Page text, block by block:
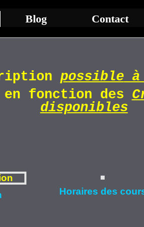
Blog Contact
possible à
en fonction des
disponibles
Horaires des